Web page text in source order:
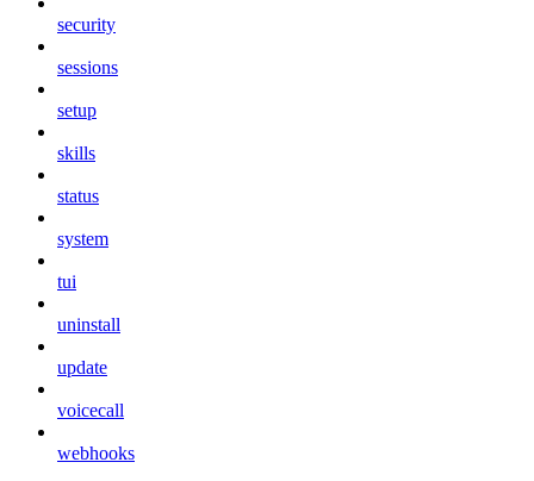
security
sessions
setup
skills
status
system
tui
uninstall
update
voicecall
webhooks